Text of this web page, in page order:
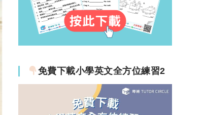
免費下載小學英文全方位練習2